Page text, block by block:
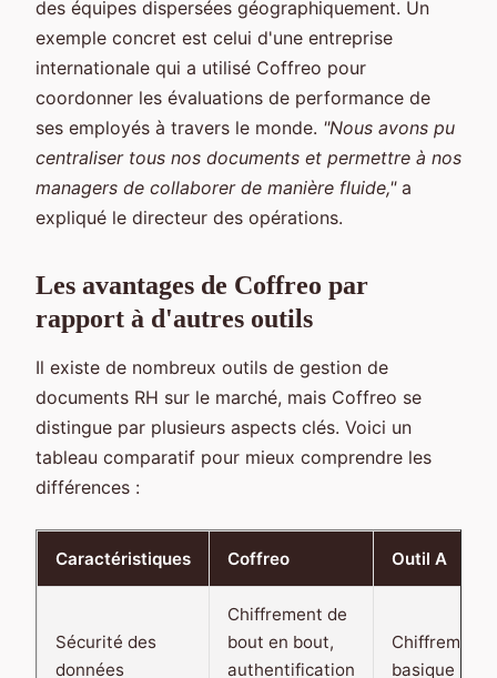
des équipes dispersées géographiquement. Un
exemple concret est celui d'une entreprise
internationale qui a utilisé Coffreo pour
coordonner les évaluations de performance de
ses employés à travers le monde. "Nous avons pu
centraliser tous nos documents et permettre à nos
managers de collaborer de manière fluide,"a
expliqué le directeur des opérations.
Les avantages de Coffreo par
rapport à d'autres outils
Il existe de nombreux outils de gestion de
documents RH sur le marché, mais Coffreo se
distingue par plusieurs aspects clés. Voici un
tableau comparatif pour mieux comprendre les
différences :
Caractéristiques Coffreo Outil A
Sécurité des
données
Chiffrement de
bout en bout,
authentification
Chiffrement
basique